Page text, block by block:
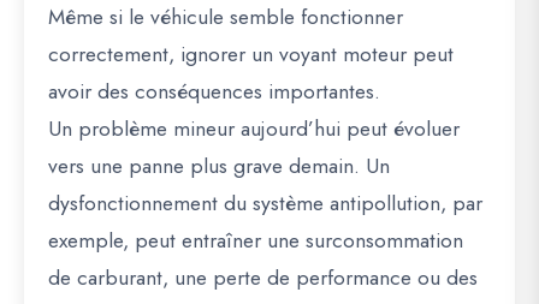
Même si le véhicule semble fonctionner
correctement, ignorer un voyant moteur peut
avoir des conséquences importantes.
Un problème mineur aujourd’hui peut évoluer
vers une panne plus grave demain. Un
dysfonctionnement du système antipollution, par
exemple, peut entraîner une surconsommation
de carburant, une perte de performance ou des